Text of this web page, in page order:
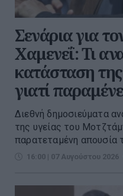
Σενάρια για
Χαμενεΐ: Τι
κατάσταση της
γιατί
Διεθνή δημοσιεύματα
της υγείας του
παρατεταμένη απουσία
16:00 | 07 Αυγούστου 2026